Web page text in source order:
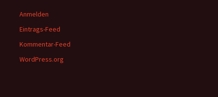
Anmelden
Eintrags-Feed
Kommentar-Feed
WordPress.org